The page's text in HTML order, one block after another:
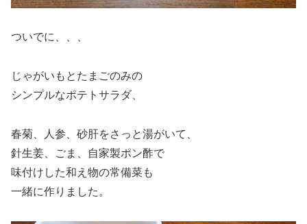
ついでに、、、
じゃがいもとたまごのみの
シンプルなポテトサラダ、
春菊、人参、砂肝をさっと湯がいて、
針生姜、ごま、自家製ポン酢で
味付けした和え物の常備菜も
一緒に作りました。